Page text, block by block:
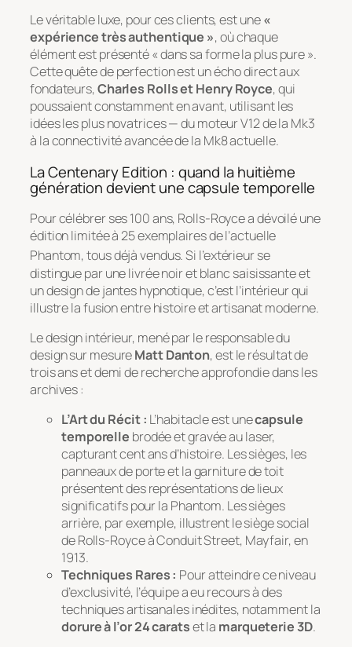
Le véritable luxe, pour ces clients, est une«
expérience très authentique », où chaque
élément est présenté «dans sa forme la plus pure».
Cette quête de perfection est un écho direct aux
fondateurs,Charles Rolls et Henry Royce, qui
poussaient constamment en avant, utilisant les
idées les plus novatrices — du moteur V12 de la Mk3
à la connectivité avancée de la Mk8 actuelle.
La Centenary Edition : quand la huitième
génération devient une capsule temporelle
Pour célébrer ses 100 ans, Rolls-Royce a dévoilé une
édition limitée à 25 exemplaires de l’actuelle
Phantom, tous déjà vendus.Si l’extérieur se
distingue par une livrée noir et blanc saisissante et
un design de jantes hypnotique, c’est l’intérieur qui
illustre la fusion entre histoire et artisanat moderne.
Le design intérieur, mené par le responsable du
design sur mesureMatt Danton, est le résultat de
trois ans et demi de recherche approfondie dans les
archives :
L’Art du Récit : L’habitacle est unecapsule
temporelle brodée et gravée au laser,
capturant cent ans d’histoire. Les sièges, les
panneaux de porte et la garniture de toit
présentent des représentations de lieux
significatifs pour la Phantom. Les sièges
arrière, par exemple, illustrent le siège social
de Rolls-Royce à Conduit Street, Mayfair, en
1913.
Techniques Rares : Pour atteindre ce niveau
d’exclusivité, l’équipe a eu recours à des
techniques artisanales inédites, notamment la
dorure à l’or 24 caratset la marqueterie 3D.